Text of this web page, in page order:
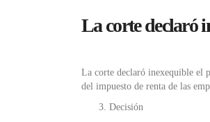
La corte declaró
La corte declaró inexequible el
del impuesto de renta de las
Decisión